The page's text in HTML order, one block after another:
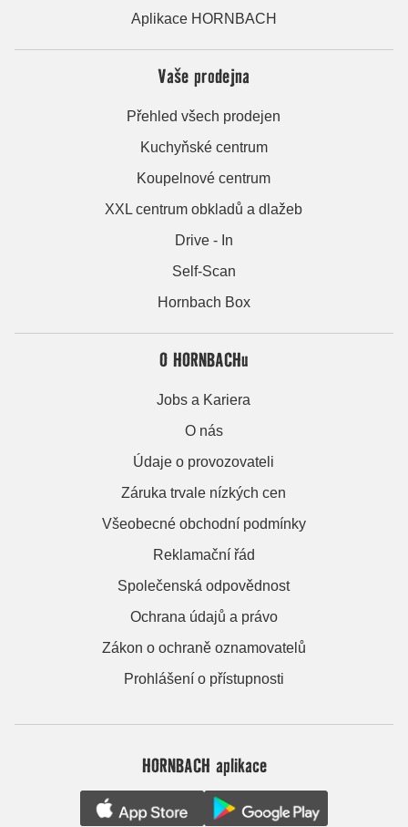
Aplikace HORNBACH
Vaše prodejna
Přehled všech prodejen
Kuchyňské centrum
Koupelnové centrum
XXL centrum obkladů a dlažeb
Drive - In
Self-Scan
Hornbach Box
O HORNBACHu
Jobs a Kariera
O nás
Údaje o provozovateli
Záruka trvale nízkých cen
Všeobecné obchodní podmínky
Reklamační řád
Společenská odpovědnost
Ochrana údajů a právo
Zákon o ochraně oznamovatelů
Prohlášení o přístupnosti
HORNBACH aplikace